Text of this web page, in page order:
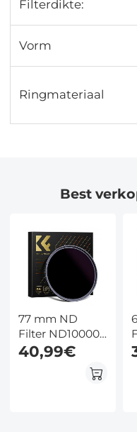
Filterdikte:
Vorm
Ringmateriaal
Best
77 mm ND
Filter ND100000
Zonnefilter 16.6
Stops Solide
40,99€